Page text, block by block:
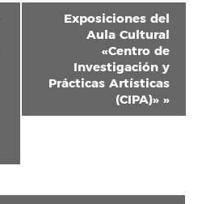
Exposiciones del
Aula Cultural
«Centro de
Investigación y
Prácticas Artísticas
(CIPA)» »